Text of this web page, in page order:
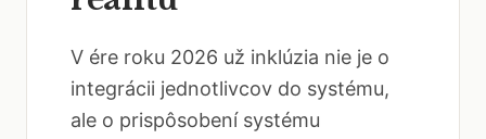
V ére roku 2026 už inklúzia nie je o
integrácii jednotlivcov do systému,
ale o prispôsobení systému